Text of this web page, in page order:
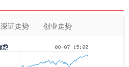
深证走势 创业走势